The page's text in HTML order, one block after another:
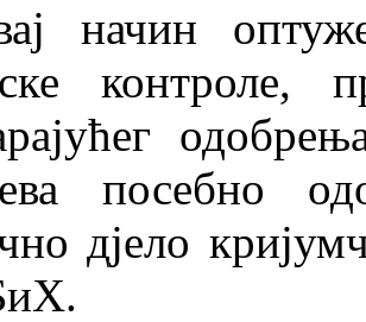
начин
контроле,
посебно
дјело